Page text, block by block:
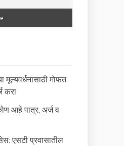
मूल्यवर्धनासाठी मोफत
करा
आहे पात्र, अर्ज व
एसटी प्रवासातील